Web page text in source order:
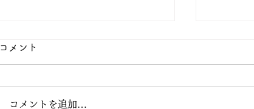
コメント
コメントを追加…